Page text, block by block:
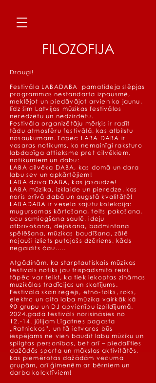
FILOZOFIJA
Draugi!
Festivāla LABADABA pamatideja slēpjas
programmas nestandarta izpausmē,
meklējot un piedāvājot arvien ko jaunu,
līdz šim Latvijas mūzikas festivālos
neredzētu un nedzirdētu.
Festivāla organizētāju mērķis ir radīt
tādu atmosfēru festivālā, kas atbilstu
nosaukumam. Tāpēc LABA DABA ir
vasaras notikums, ko nemainīgi raksturo
labdabīga attieksme pret cilvēkiem,
notikumiem un dabu:
LABA cilvēka DABA, kas domā un dara
labu sev un apkārtējiem!
LABA dzīvā DABA, kas jāsaudzē!
LABA mūzika, izklaide un pieredze, kas
noris brīvā dabā un augstā kvalitātē!
LABADABA ir vesela sajūtu kolekcija:
mugursomas kārtošana, telts pakošana,
acu samiegšana saulē, ideju
atbrīvošana, dejošana, badmintona
spēlēšana, mūzikas baudīšana, zālē
nejauši izliets putojošs dzēriens, kāds
negaidīts čau…..
Atgādinām, ka starptautiskais mūzikas
festivāls notiks jau trīspadsmito reizi,
tāpēc var teikt, ka tiek iekoptas zināmas
muzikālas tradīcijas un skatījums.
Festivālā skan regejs, etno-folks, roks,
elektro un cita laba mūzika vairkāk kā
90 grupu un DJ apvienību izpildījumā.
2024.gadā festivāls norisināsies no
12.-14. jūlijam Līgatnes pagasta
„Ratniekos”, un tā ietvaros būs
iespējams ne vien baudīt labu mūziku un
spilgtas personības, bet arī – piedalīties
dažādās sporta un mākslas aktivitātēs,
kas piemērotas dažādām vecuma
grupām, arī ģimenēm ar bērniem un
darba kolektīviem!